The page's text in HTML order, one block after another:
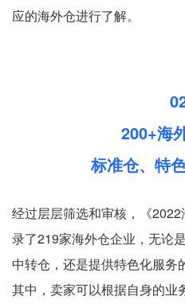
应的海外仓进行了解。
200+海
标准仓、特
经过层层筛选和审核，《
录了219家海外仓企业，无论
中转仓，还是提供特色化服务
其中，卖家可以根据自身的业